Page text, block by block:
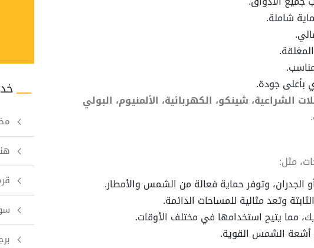
شاملة.
بأعلى جودة.
الشراعية، شينكو، الكهربائية، الألمنيوم، البولي
مثل:
الجدران، وتوفر حماية فعالة من الشمس والأمطار.
وتعد مثالية للمساحات الدائمة.
مما يتيح استخدامها في مختلف الأوقات.
أشعة الشمس القوية.